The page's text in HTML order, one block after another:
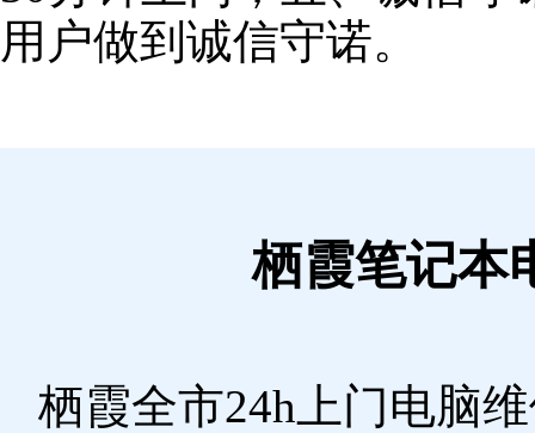
用户做到诚信守诺。
栖霞笔记本
栖霞全市24h上门电脑